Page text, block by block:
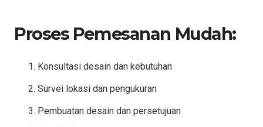
Proses Pemesanan Mudah:
Konsultasi desain dan kebutuhan
Survei lokasi dan pengukuran
Pembuatan desain dan persetujuan